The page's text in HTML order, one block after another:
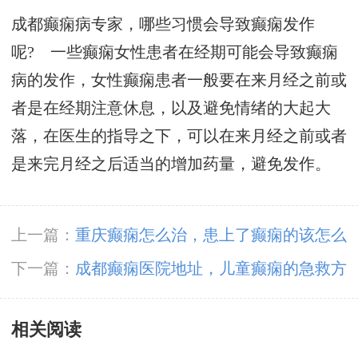
成都癫痫病专家，哪些习惯会导致癫痫发作
呢? 一些癫痫女性患者在经期可能会导致癫痫
病的发作，女性癫痫患者一般要在来月经之前或
者是在经期注意休息，以及避免情绪的大起大
落，在医生的指导之下，可以在来月经之前或者
是来完月经之后适当的增加药量，避免发作。
上一篇： 重庆癫痫怎么治，患上了癫痫的该怎么
进行护理呢?
下一篇： 成都癫痫医院地址，儿童癫痫的急救方
法?
相关阅读